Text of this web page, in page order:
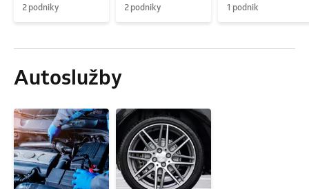
2 podniky 2 podniky 1 podnik
Autoslužby